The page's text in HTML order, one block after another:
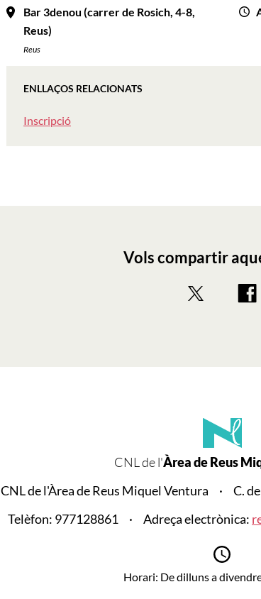
Bar 3denou (carrer de Rosich, 4-8,
Reus)
Reus
ENLLAÇOS RELACIONATS
Inscripció
Vols compartir
CNL de l'Àrea de Reus
CNL de l'Àrea de Reus Miquel Ventura
C.
Telèfon: 977128861
Adreça electrònica:
Horari: De dilluns a